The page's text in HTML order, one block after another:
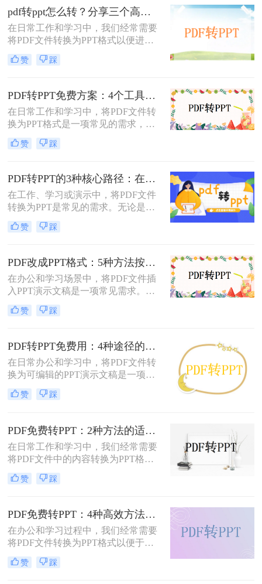
式，以便进行编辑、修改或展示。那
么pdf怎么转ppt呢？本文将介绍三种
将PDF转换为PPT的方法：使用专业
的PDF转PPT软件、利用在线转换工
具，以及手动复制粘贴内容。
pdf转ppt怎么转？分享三个高效转换方法！
在日常工作和学习中，我们经常需要
将PDF文件转换为PPT格式以便进行
演示或编辑。那么pdf转ppt怎么转
呢？以下将介绍三种常用的pdf转ppt
转换。
赞 踩
PDF转PPT免费方案：4个工具的文件限制和输出质量对比！
在日常工作和学习中，将PDF文件转
换为PPT格式是一项常见的需求，以
便更好地进行演示和分享。虽然市面
上有许多专业的转换软件和服务，但
费。那么pdf如何免费转换ppt呢？以
下将介绍四种免费将PDF转换为PPT
的方法，帮助用户轻松实现格式转
换。
赞 踩
PDF转PPT的3种核心路径：在线、软件和PPT自带的适用范围！
在工作、学习或演示中，将PDF文件
转换为PPT是常见的需求。无论是整
合报告、课件，还是优化文档展示，
都需要一种高效且保留原格式的方
是几种常用方法的详细解析，帮助你
快速上手。
赞 踩
PDF改成PPT格式：5种方法按页面复杂度选择！
在办公和学习场景中，将PDF文件插
入PPT演示文稿是一项常见需求。无
论是展示报告、图表，还是分享文档
内容，合理选择插入方法能显著提升
改成PPT呢？以下是五种常用方法的
详细说明，帮助您根据需求高效完成
文档整合。
赞 踩
PDF转PPT免费用：4种途径的转换精度和排版保留能力对比！
在日常办公和学习中，将PDF文件转
换为可编辑的PPT演示文稿是一项高
频需求。无论是需要修改过时的课
件、提取报告中的数据制作新方案，
速且免费地完成格式转换都能极大提
升工作效率。那么如何免费把pdf转成
PPT呢？
赞 踩
PDF免费转PPT：2种方法的适用场景和操作差异！
在日常工作和学习中，我们经常需要
将PDF文件中的内容转换为PPT格
式，以便于演示和分享。那么PDF如
何转化为PPT免费呢？以下是两种免
PPT的转换。
赞 踩
PDF免费转PPT：4种高效方法的速度、精度和文件限制实测！
在办公和学习过程中，我们经常需要
将PDF文件转换为PPT格式以便于演
示或编辑。那么怎么免费把pdf转换成
ppt呢？本文将详细介绍几种免费的方
赞 踩